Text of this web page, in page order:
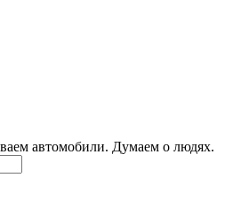
автомобили. Думаем о людях.